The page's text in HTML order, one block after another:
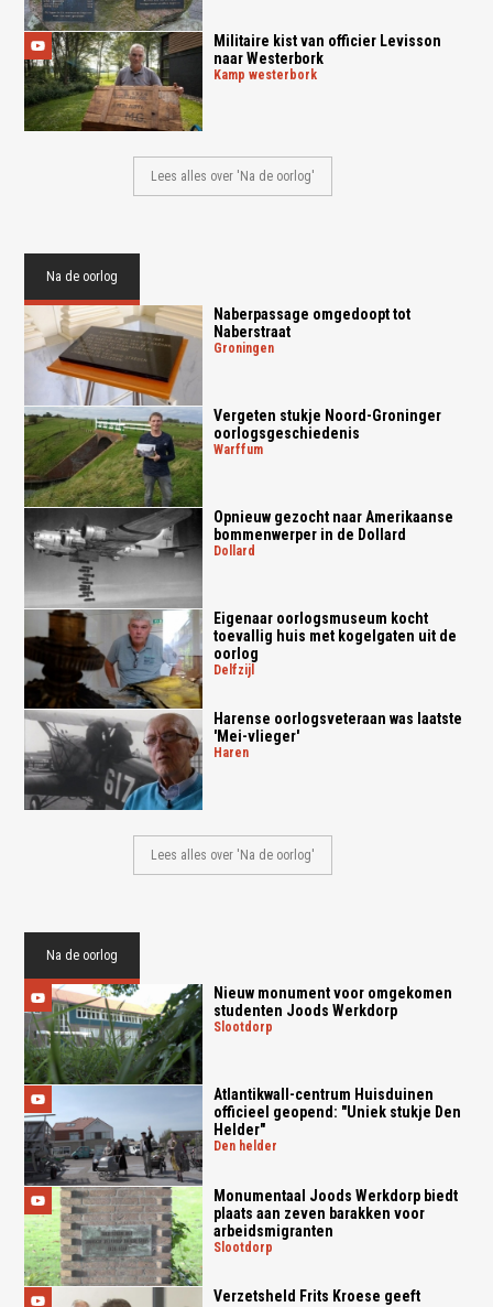
Militaire kist van officier Levisson
naar Westerbork
kamp westerbork
Lees alles over 'Na de oorlog'
Na de oorlog
Naberpassage omgedoopt tot
Naberstraat
groningen
Vergeten stukje Noord-Groninger
oorlogsgeschiedenis
warffum
Opnieuw gezocht naar Amerikaanse
bommenwerper in de Dollard
dollard
Eigenaar oorlogsmuseum kocht
toevallig huis met kogelgaten uit de
oorlog
delfzijl
Harense oorlogsveteraan was laatste
'Mei-vlieger'
haren
Lees alles over 'Na de oorlog'
Na de oorlog
Nieuw monument voor omgekomen
studenten Joods Werkdorp
slootdorp
Atlantikwall-centrum Huisduinen
officieel geopend: "Uniek stukje Den
Helder"
den helder
Monumentaal Joods Werkdorp biedt
plaats aan zeven barakken voor
arbeidsmigranten
slootdorp
Verzetsheld Frits Kroese geeft